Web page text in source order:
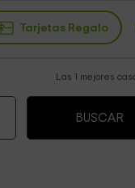
Tarjetas Regalo
Las 1 mejores